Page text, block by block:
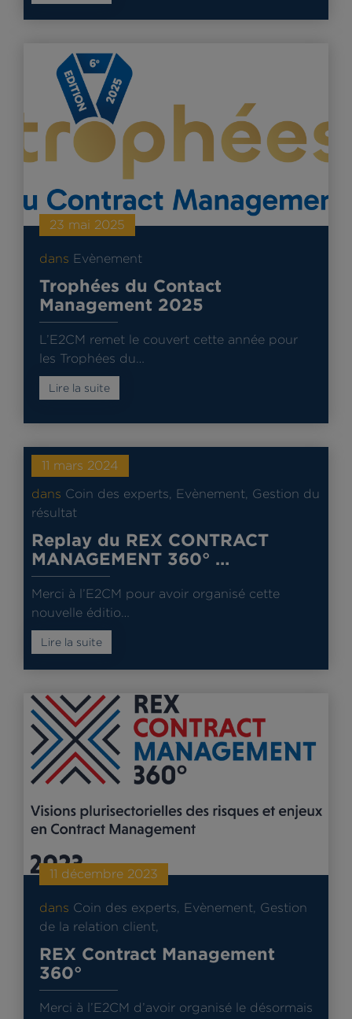
23 mai 2025
dans Evènement
Trophées du Contact
Management 2025
L’E2CM remet le couvert cette année pour
les Trophées du…
Lire la suite
11 mars 2024
dans Coin des experts Evènement Gestion du
résultat
Replay du REX CONTRACT
MANAGEMENT 360° …
Merci à l’E2CM pour avoir organisé cette
nouvelle éditio…
Lire la suite
11 décembre 2023
dans Coin des experts, Evènement, Gestion
de la relation client,
REX Contract Management
360°
Merci à l’E2CM d’avoir organisé le désormais